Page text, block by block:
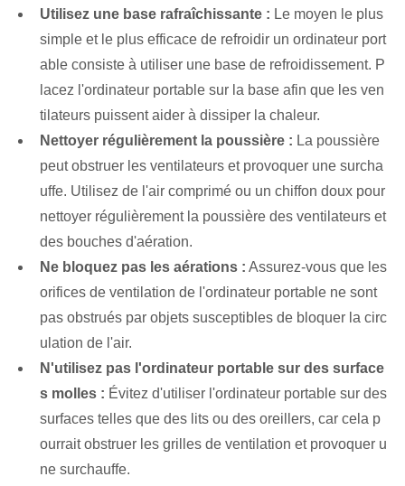
Utilisez une base rafraîchissante : Le moyen le plus
simple et le plus efficace de refroidir un ordinateur port
able consiste à utiliser une base de refroidissement. P
lacez l'ordinateur portable sur la base afin que les ven
tilateurs puissent aider à dissiper la chaleur.
Nettoyer régulièrement la poussière : La poussière
peut obstruer les ventilateurs et provoquer une surcha
uffe. Utilisez de l'air comprimé ou un chiffon doux pour
nettoyer régulièrement la poussière des ventilateurs et
des bouches d'aération.
Ne bloquez pas les aérations : Assurez-vous que les
⁤orifices de ventilation de l'ordinateur portable ne sont
pas ‍obstrués‌ par ⁣objets susceptibles de bloquer la circ
ulation de l'air.
N'utilisez pas l'ordinateur portable sur des surface
s molles : Évitez d'utiliser l'ordinateur portable sur des
surfaces telles que des lits ou des oreillers, car cela p
ourrait obstruer les grilles de ventilation et provoquer u
ne surchauffe.